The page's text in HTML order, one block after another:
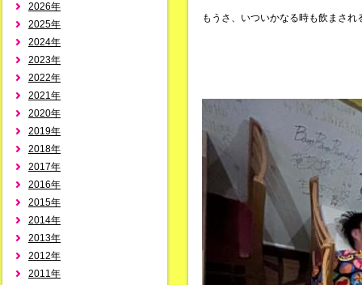
2026年
2025年
2024年
2023年
2022年
2021年
2020年
2019年
2018年
2017年
2016年
2015年
2014年
2013年
2012年
2011年
もうさ、いついかなる時も飲まされ